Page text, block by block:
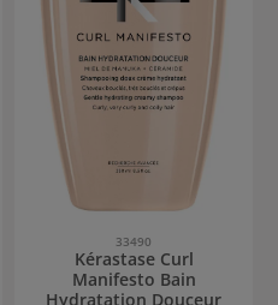
33490
Kérastase Curl
Manifesto Bain
Hydratation Douceur